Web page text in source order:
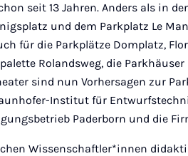
seit 13 Jahren. Anders als in
und dem Parkplatz Le
für die Parkplätze Domplatz,
Rolandsweg, die
sind nun Vorhersagen zur
Institut für
Paderborn und die
Wissenschaftler*innen